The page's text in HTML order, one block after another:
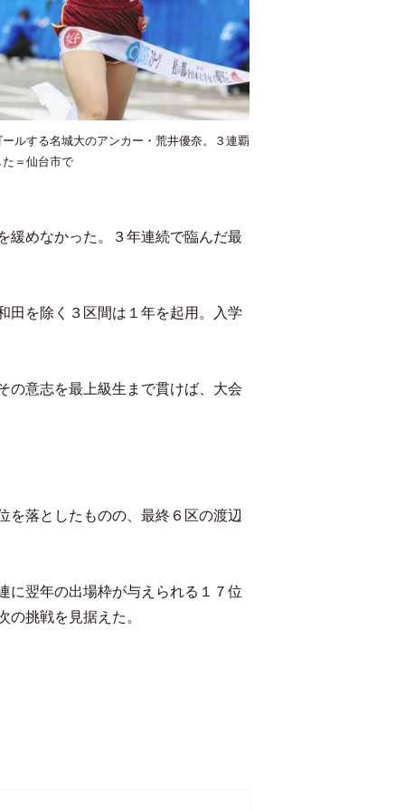
ルする名城大のアンカー・荒井優奈。３連覇
＝仙台市で
めなかった。３年連続で臨んだ最
を除く３区間は１年を起用。入学
意志を最上級生まで貫けば、大会
落としたものの、最終６区の渡辺
翌年の出場枠が与えられる１７位
挑戦を見据えた。